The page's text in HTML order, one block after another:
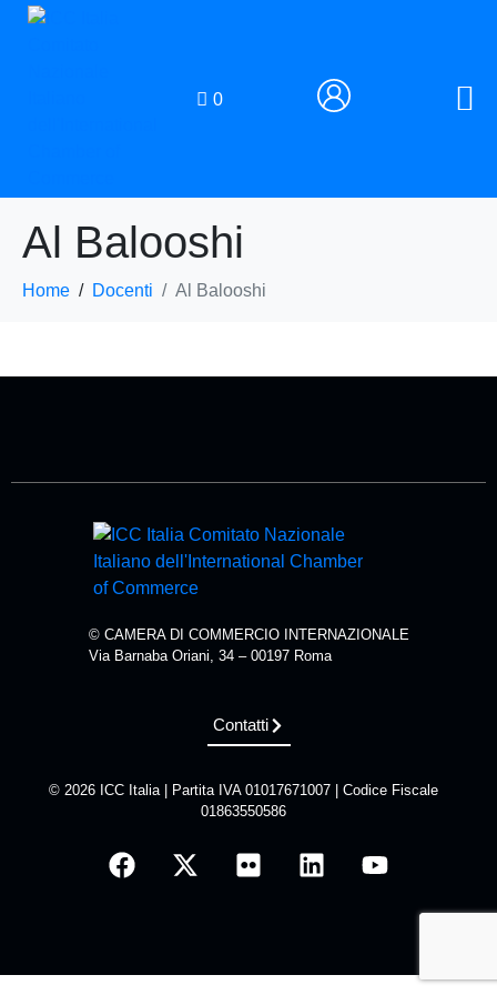
0
Al Balooshi
Home Docenti Al Balooshi
© CAMERA DI COMMERCIO INTERNAZIONALE
Via Barnaba Oriani, 34 – 00197 Roma
Contatti
© 2026 ICC Italia | Partita IVA 01017671007 | Codice Fiscale
01863550586